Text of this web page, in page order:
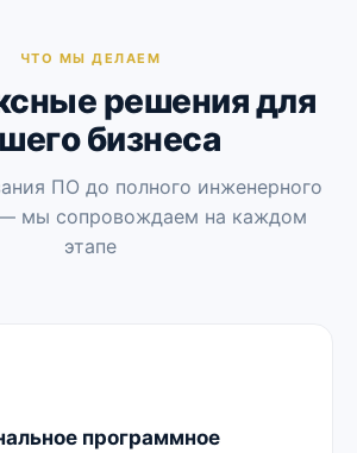
ЧТО МЫ ДЕЛАЕМ
решения для
бизнеса
ПО до полного инженерного
— мы сопровождаем на каждом
этапе
программное